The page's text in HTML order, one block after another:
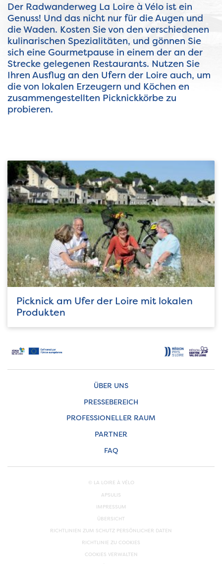
Der Radwanderweg La Loire à Vélo ist ein
Genuss! Und das nicht nur für die Augen und
die Waden. Kosten Sie von den verschiedenen
kulinarischen Spezialitäten, und gönnen Sie
sich eine Gourmetpause in einem der an der
Strecke gelegenen Restaurants. Nutzen Sie
Ihren Ausflug an den Ufern der Loire auch, um
die von lokalen Erzeugern und Köchen en
zusammengestellten Picknickkörbe zu
probieren.
Picknick am Ufer der Loire mit lokalen
Produkten
ÜBER UNS
PRESSEBEREICH
PROFESSIONELLER RAUM
PARTNER
FAQ
© LA LOIRE À VÉLO
APSULIS
IMPRESSUM
ÜBERSICHT
RICHTLINIEN ZUM SCHUTZ PERSÖNLICHER DATEN
RICHTLINIE ZU COOKIES
COOKIES VERWALTEN